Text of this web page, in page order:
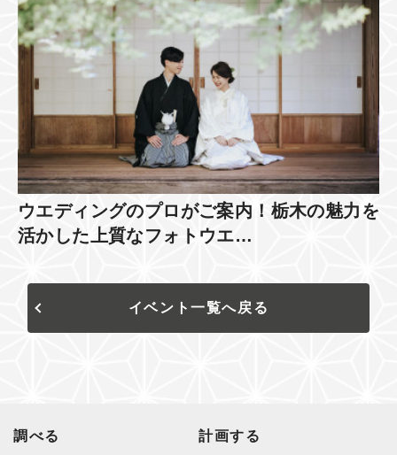
ウエディングのプロがご案内！栃木の魅力を
活かした上質なフォトウエ…
イベント一覧へ戻る
調べる 計画する